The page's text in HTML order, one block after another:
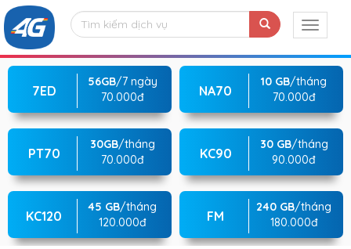
7ED
56GB/7 ngày
70.000đ
NA70
10 GB/tháng
70.000đ
PT70
30GB/tháng
70.000đ
KC90
30 GB/tháng
90.000đ
KC120
45 GB/tháng
120.000đ
FM
240 GB/tháng
180.000đ